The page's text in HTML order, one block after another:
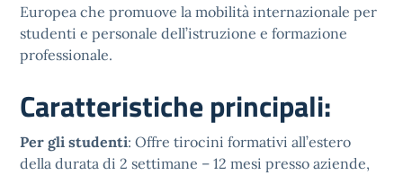
Europea che promuove la mobilità internazionale per
studenti e personale dell’istruzione e formazione
professionale.
Caratteristiche principali:
Per gli studenti: Offre tirocini formativi all’estero
della durata di 2 settimane – 12 mesi presso aziende,